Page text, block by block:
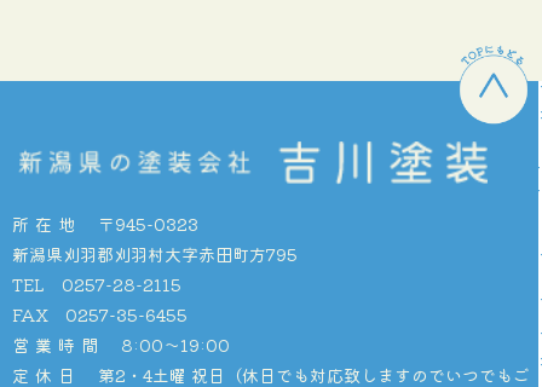
所在地
〒945-0323
新潟県刈羽郡刈羽村大字赤田町方795
TEL 0257-28-2115
FAX 0257-35-6455
営業時間
8:00〜19:00
定休日
第2・4土曜 祝日（休日でも対応致しますのでいつでもご